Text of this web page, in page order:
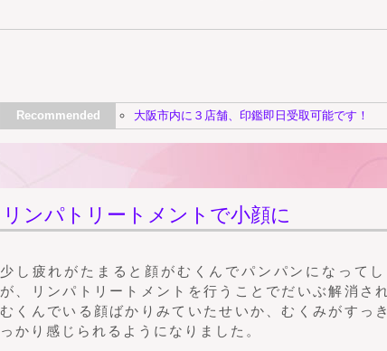
Recommended 大阪市内に３店舗、印鑑即日受取可能です！
リンパトリートメントで小顔に
少し疲れがたまると顔がむくんでパンパンになって
が、リンパトリートメントを行うことでだいぶ解消さ
むくんでいる顔ばかりみていたせいか、むくみがすっ
っかり感じられるようになりました。